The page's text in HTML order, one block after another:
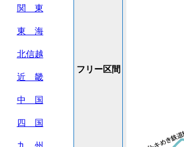
関 東
東 海
北信越
近 畿
中 国
四 国
フリー区間